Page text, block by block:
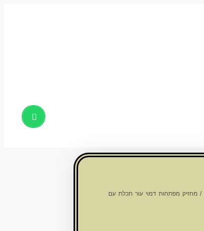
/ מחזיק מפתחות דמוי עור תכלת עם